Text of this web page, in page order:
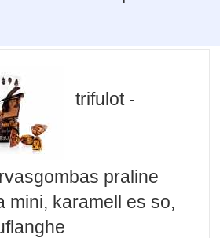
trifulot -
praline
mini, karamell es so,